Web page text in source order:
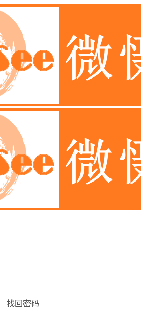
找回密码